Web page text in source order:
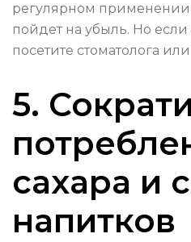
регулярном применении
пойдет на убыль. Но если
посетите стоматолога
5.
сахара и
напитков